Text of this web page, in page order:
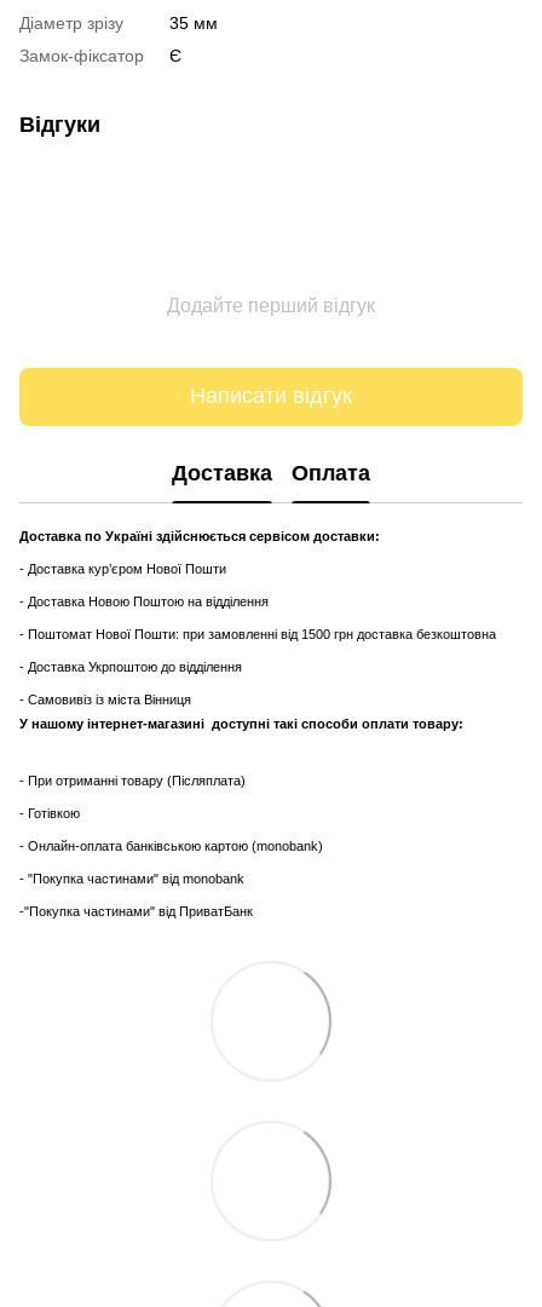
Діаметр зрізу
35 мм
Замок-фіксатор
Є
Відгуки
Додайте перший відгук
Написати відгук
Доставка Оплата
Доставка по Україні здійснюється сервісом доставки:
- Доставка кур’єром Нової Пошти
- Доставка Новою Поштою на відділення
- Поштомат Нової Пошти: при замовленні від 1500 грн доставка безкоштовна
- Доставка Укрпоштою до відділення
- Самовивіз із міста Вінниця
У нашому інтернет-магазині доступні такі способи оплати товару:
- При отриманні товару (Післяплата)
- Готівкою
- Онлайн-оплата банківською картою (monobank)
- "Покупка частинами" від monobank
-"Покупка частинами" від ПриватБанк